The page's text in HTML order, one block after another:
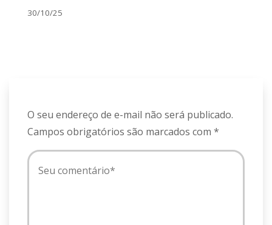
30/10/25
O seu endereço de e-mail não será publicado.
Campos obrigatórios são marcados com *